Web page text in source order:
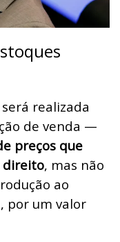
realizada
de venda —
preços que
direito, mas não
ao
por um valor